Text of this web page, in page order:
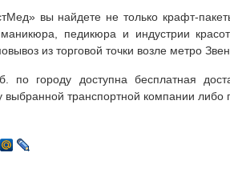
вы найдете не только крафт-
педикюра и индустрии
из торговой точки возле метро
по городу доступна бесплатная
транспортной компании либо